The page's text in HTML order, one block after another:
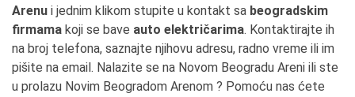
Arenu i jednim klikom stupite u kontakt sa beogradskim
firmama koji se bave auto električarima. Kontaktirajte ih
na broj telefona, saznajte njihovu adresu, radno vreme ili im
pišite na email. Nalazite se na Novom Beogradu Areni ili ste
u prolazu Novim Beogradom Arenom ? Pomoću nas ćete